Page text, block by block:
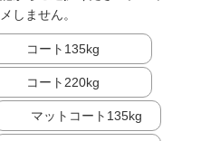
しません。
コート135kg
コート220kg
マットコート135kg